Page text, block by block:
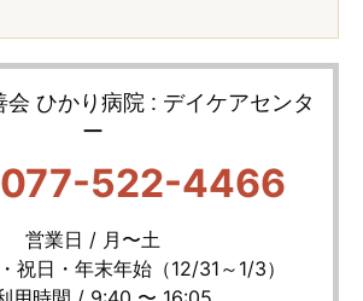
ひかり病院 : デイケアセンタ
ー
077-522-4466
営業日 / 月〜土
祝日・年末年始（12/31～1/3）